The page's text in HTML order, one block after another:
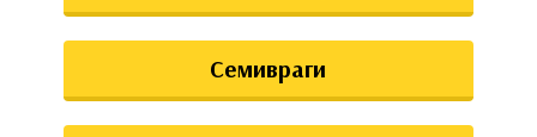
Семивраги